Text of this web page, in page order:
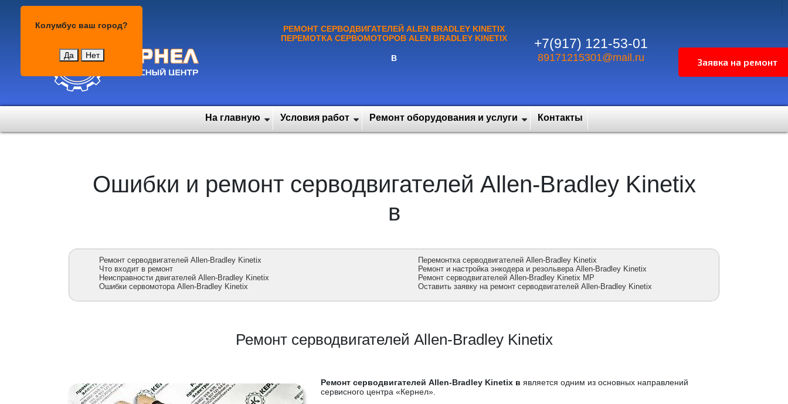
Колумбус ваш город?
Да Нет
РЕМОНТ СЕРВОДВИГАТЕЛЕЙ ALEN BRADLEY KINETIX
ПЕРЕМОТКА СЕРВОМОТОРОВ ALEN BRADLEY KINETIX
В
+7(917) 121-53-01
89171215301@mail.ru
На главную Условия работ Ремонт оборудования и услуги Контакты
Ошибки и ремонт серводвигателей Allen-Bradley Kinetix
в
Ремонт серводвигателей Allen-Bradley Kinetix
Что входит в ремонт
Неисправности двигателей Allen-Bradley Kinetix
Ошибки сервомотора Allen-Bradley Kinetix
Перемонтка серводвигателей Allen-Bradley Kinetix
Ремонт и настройка энкодера и резольвера Allen-Bradley Kinetix
Ремонт серводвигателей Allen-Bradley Kinetix MP
Оставить заявку на ремонт серводвигателей Allen-Bradley Kinetix
Ремонт серводвигателей Allen-Bradley Kinetix
Ремонт серводвигателей Allen-Bradley Kinetix в является одним из основных направлений
сервисного центра «Кернел».